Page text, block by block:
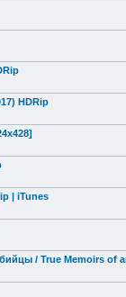
HDRip
| iTunes
/ True Memoirs of